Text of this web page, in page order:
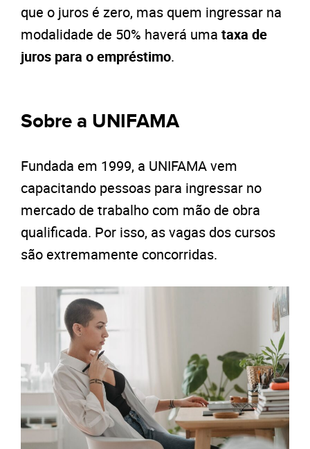
que o juros é zero, mas quem ingressar na
modalidade de 50% haverá uma taxa de
juros para o empréstimo.
Sobre a UNIFAMA
Fundada em 1999, a UNIFAMA vem
capacitando pessoas para ingressar no
mercado de trabalho com mão de obra
qualificada. Por isso, as vagas dos cursos
são extremamente concorridas.